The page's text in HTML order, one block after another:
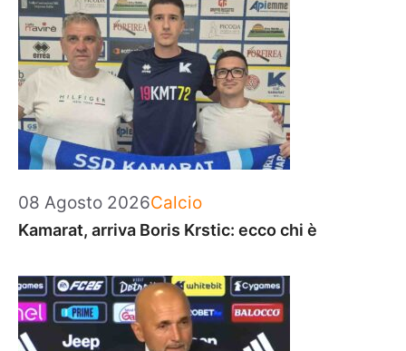
08 Agosto 2026Categorie
Calcio
Kamarat, arriva Boris Krstic: ecco chi è